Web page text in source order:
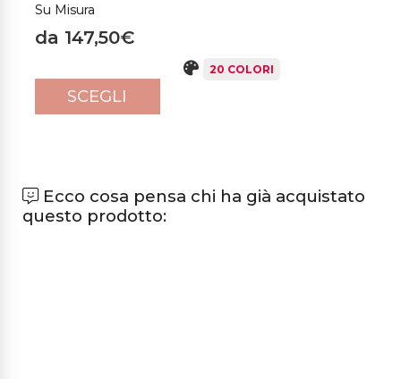
Su Misura
da 147,50€
20 COLORI
SCEGLI
Ecco cosa pensa chi ha già acquistato
questo prodotto: